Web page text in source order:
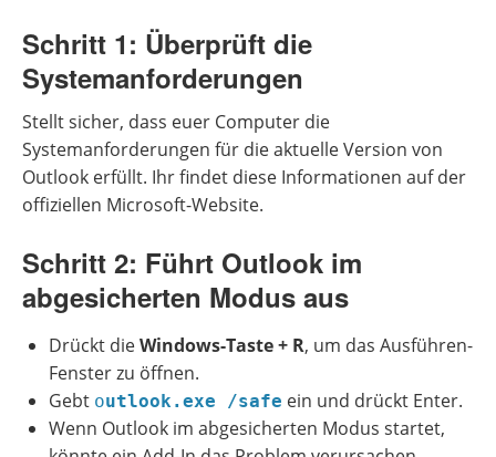
Schritt 1: Überprüft die
Systemanforderungen
Stellt sicher, dass euer Computer die
Systemanforderungen für die aktuelle Version von
Outlook erfüllt. Ihr findet diese Informationen auf der
offiziellen Microsoft-Website.
Schritt 2: Führt Outlook im
abgesicherten Modus aus
Drückt dieWindows-Taste + R, um das Ausführen-
Fenster zu öffnen.
Gebt outlook.exe /safe ein und drückt Enter.
Wenn Outlook im abgesicherten Modus startet,